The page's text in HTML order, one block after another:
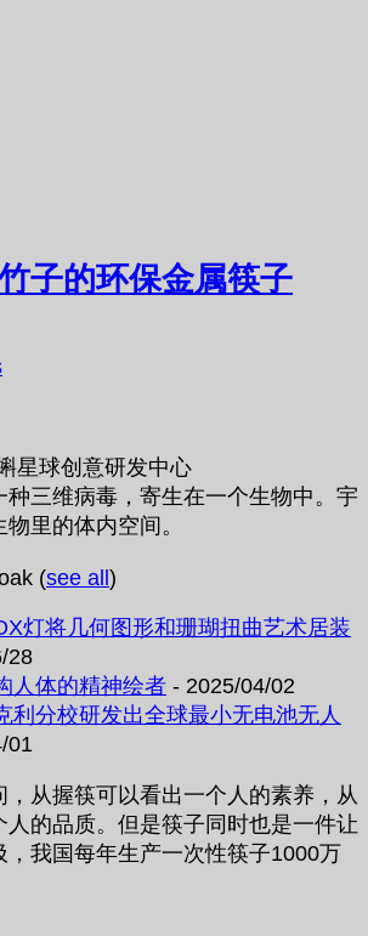
子的环保金属筷子
星球创意研发中心
种三维病毒，寄生在一个生物中。宇
里的体内空间。
(see all)
灯将几何图形和珊瑚扭曲艺术居装
28
人体的精神绘者 - 2025/04/02
利分校研发出全球最小无电池无人
01
，从握筷可以看出一个人的素养，从
人的品质。但是筷子同时也是一件让
，我国每年生产一次性筷子1000万